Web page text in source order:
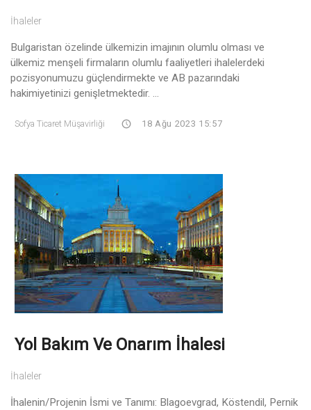
İhaleler
Bulgaristan özelinde ülkemizin imajının olumlu olması ve
ülkemiz menşeli firmaların olumlu faaliyetleri ihalelerdeki
pozisyonumuzu güçlendirmekte ve AB pazarındaki
hakimiyetinizi genişletmektedir. ...
Sofya Ticaret Müşavirliği 18 Ağu 2023 15:57
Yol Bakım Ve Onarım İhalesi
İhaleler
İhalenin/Projenin İsmi ve Tanımı: Blagoevgrad, Köstendil, Pernik